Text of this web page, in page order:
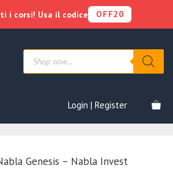
Products
search
Login | Register
Genesis – Nabla Invest
i corsi! Usa il codice OFF20